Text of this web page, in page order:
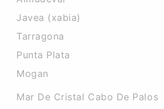
Javea (xabia)
Tarragona
Punta Plata
Mogan
Mar De Cristal Cabo De Palos